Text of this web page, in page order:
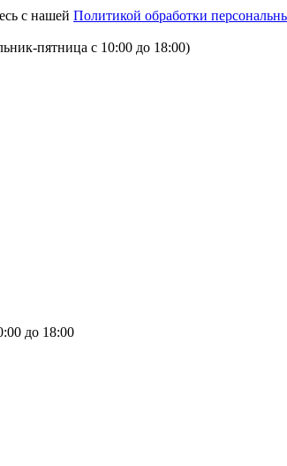
с нашей Политикой обработки
пятница с 10:00 до 18:00)
до 18:00